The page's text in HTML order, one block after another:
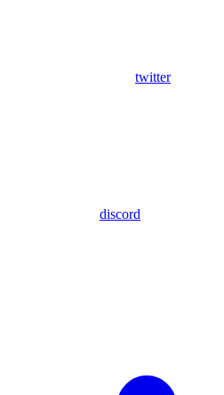
twitter
discord